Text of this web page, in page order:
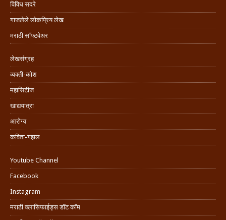
विविध सदरे
गाजलेले लोकप्रिय लेख
मराठी सॉफ्टवेअर
लेखसंग्रह
व्यक्ती-कोश
महासिटीज
खाद्ययात्रा
आरोग्य
कविता-गझल
Youtube Channel
Facebook
Instagram
मराठी क्लासिफाईड्स डॉट कॉम